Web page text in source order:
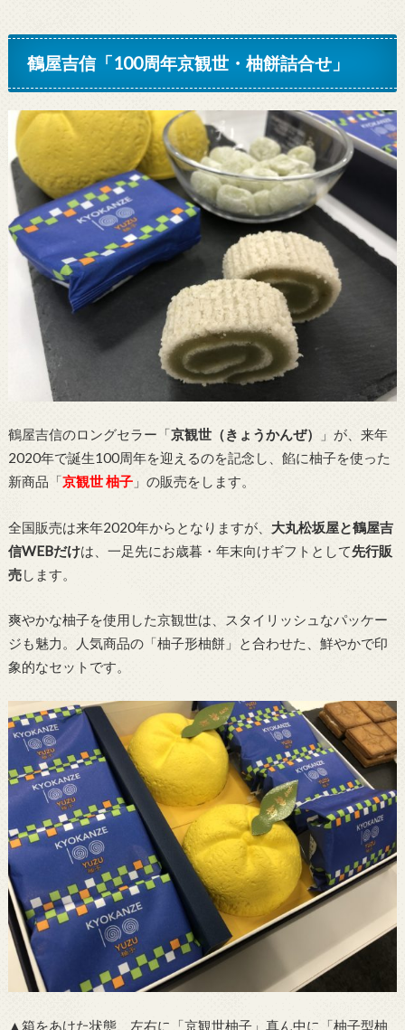
鶴屋吉信「100周年京観世・柚餅詰合せ」
鶴屋吉信のロングセラー「京観世（きょうかんぜ）
」が、来年
2020年で誕生100周年を迎えるのを記念し、餡に柚子を使った
新商品「京観世 柚子」の販売をします。
全国販売は来年2020年からとなりますが、 大丸松坂屋と鶴屋吉
信WEBだけは、一足先にお歳暮・年末向けギフトとして先行販
売します。
爽やかな柚子を使用した京観世は、スタイリッシュなパッケー
ジも魅力。人気商品の「柚子形柚餅」と合わせた、鮮やかで印
象的なセットです。
▲箱をあけた状態、左右に「京観世柚子」真ん中に「柚子型柚